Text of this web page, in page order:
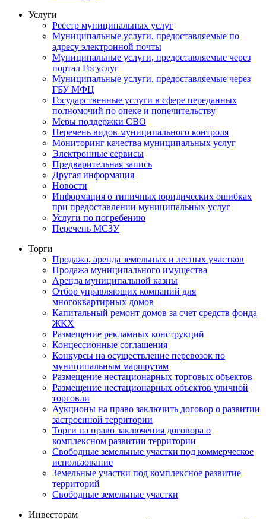
Услуги
Реестр муниципальных услуг
Муниципальные услуги, предоставляемые по
адресу электронной почты
Муниципальные услуги, предоставляемые через
портал Госуслуг
Муниципальные услуги, предоставляемые через
ГБУ МФЦ
Государственные услуги в сфере переданных
полномочий по опеке и попечительству
Меры поддержки СВО
Перечень видов муниципального контроля
Мониторинг качества муниципальных услуг
Электронные сервисы
Предварительная запись
Другая информация
Новости
Информация о типичных юридических ошибках
при предоставлении муниципальных услуг
Услуги по погребению
Перечень МСЗУ
Торги
Продажа, аренда земельных и лесных участков
Продажа муниципального имущества
Аренда муниципальной казны
Отбор управляющих компаний для
многоквартирных домов
Капитальный ремонт домов за счет средств фонда
ЖКХ
Размещение рекламных конструкций
Концессионные соглашения
Конкурсы на осуществление перевозок по
муниципальным маршрутам
Размещение нестационарных торговых объектов
Размещение нестационарных объектов уличной
торговли
Аукционы на право заключить договор о развитии
застроенной территории
Торги на право заключения договора о
комплексном развитии территории
Свободные земельные участки под коммерческое
использование
Земельные участки под комплексное развитие
территорий
Свободные земельные участки
Инвесторам